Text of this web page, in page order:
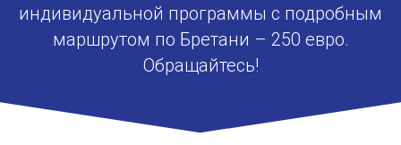
индивидуальной программы с подробным
маршрутом по Бретани – 250 евро.
Обращайтесь!